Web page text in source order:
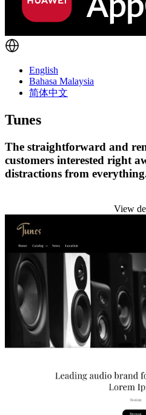
English
Bahasa Malaysia
简体中文
Tunes
The straightforward and
customers interested right
distractions from
View